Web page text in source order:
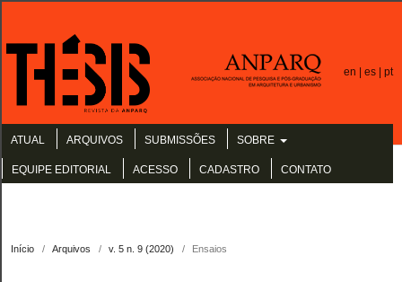
en | es | pt
ATUAL ARQUIVOS SUBMISSÕES SOBRE
EQUIPE EDITORIAL ACESSO CADASTRO CONTATO
Início / Arquivos / v. 5 n. 9 (2020) / Ensaios